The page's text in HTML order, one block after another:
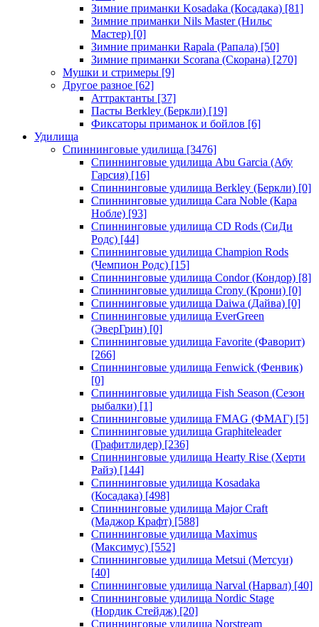
Зимние приманки Kosadaka (Косадака) [81]
Зимние приманки Nils Master (Нильс
Мастер) [0]
Зимние приманки Rapala (Рапала) [50]
Зимние приманки Scorana (Скорана) [270]
Мушки и стримеры [9]
Другое разное [62]
Аттрактанты [37]
Пасты Berkley (Беркли) [19]
Фиксаторы приманок и бойлов [6]
Удилища
Спиннинговые удилища [3476]
Спиннинговые удилища Abu Garcia (Абу
Гарсия) [16]
Спиннинговые удилища Berkley (Беркли) [0]
Спиннинговые удилища Cara Noble (Кара
Нобле) [93]
Спиннинговые удилища CD Rods (СиДи
Родс) [44]
Спиннинговые удилища Champion Rods
(Чемпион Родс) [15]
Спиннинговые удилища Condor (Кондор) [8]
Спиннинговые удилища Crony (Крони) [0]
Спиннинговые удилища Daiwa (Дайва) [0]
Спиннинговые удилища EverGreen
(ЭверГрин) [0]
Спиннинговые удилища Favorite (Фаворит)
[266]
Спиннинговые удилища Fenwick (Фенвик)
[0]
Спиннинговые удилища Fish Season (Сезон
рыбалки) [1]
Спиннинговые удилища FMAG (ФМАГ) [5]
Спиннинговые удилища Graphiteleader
(Графитлидер) [236]
Спиннинговые удилища Hearty Rise (Херти
Райз) [144]
Спиннинговые удилища Kosadaka
(Косадака) [498]
Спиннинговые удилища Major Craft
(Маджор Крафт) [588]
Спиннинговые удилища Maximus
(Максимус) [552]
Спиннинговые удилища Metsui (Метсуи)
[40]
Спиннинговые удилища Narval (Нарвал) [40]
Спиннинговые удилища Nordic Stage
(Нордик Стейдж) [20]
Спиннинговые удилища Norstream